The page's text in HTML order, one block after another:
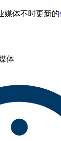
媒体不时更新的
体